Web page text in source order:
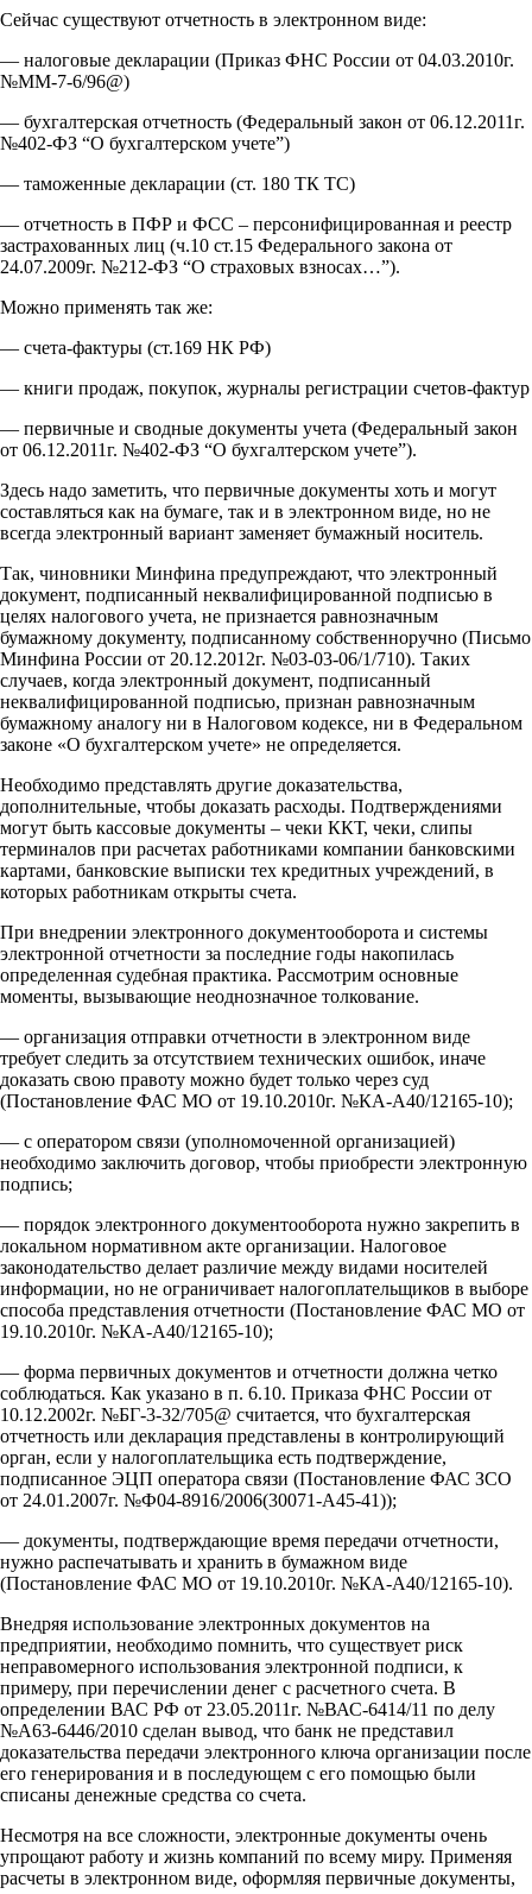
Сейчас существуют отчетность в электронном виде:
— налоговые декларации (Приказ ФНС России от 04.03.2010г.
№ММ-7-6/96@)
— бухгалтерская отчетность (Федеральный закон от 06.12.2011г.
№402-ФЗ “О бухгалтерском учете”)
— таможенные декларации (ст. 180 ТК ТС)
— отчетность в ПФР и ФСС – персонифицированная и реестр
застрахованных лиц (ч.10 ст.15 Федерального закона от
24.07.2009г. №212-ФЗ “О страховых взносах…”).
Можно применять так же:
— счета-фактуры (ст.169 НК РФ)
— книги продаж, покупок, журналы регистрации счетов-фактур
— первичные и сводные документы учета (Федеральный закон
от 06.12.2011г. №402-ФЗ “О бухгалтерском учете”).
Здесь надо заметить, что первичные документы хоть и могут
составляться как на бумаге, так и в электронном виде, но не
всегда электронный вариант заменяет бумажный носитель.
Так, чиновники Минфина предупреждают, что электронный
документ, подписанный неквалифицированной подписью в
целях налогового учета, не признается равнозначным
бумажному документу, подписанному собственноручно (Письмо
Минфина России от 20.12.2012г. №03-03-06/1/710). Таких
случаев, когда электронный документ, подписанный
неквалифицированной подписью, признан равнозначным
бумажному аналогу ни в Налоговом кодексе, ни в Федеральном
законе «О бухгалтерском учете» не определяется.
Необходимо представлять другие доказательства,
дополнительные, чтобы доказать расходы. Подтверждениями
могут быть кассовые документы – чеки ККТ, чеки, слипы
терминалов при расчетах работниками компании банковскими
картами, банковские выписки тех кредитных учреждений, в
которых работникам открыты счета.
При внедрении электронного документооборота и системы
электронной отчетности за последние годы накопилась
определенная судебная практика. Рассмотрим основные
моменты, вызывающие неоднозначное толкование.
— организация отправки отчетности в электронном виде
требует следить за отсутствием технических ошибок, иначе
доказать свою правоту можно будет только через суд
(Постановление ФАС МО от 19.10.2010г. №КА-А40/12165-10);
— с оператором связи (уполномоченной организацией)
необходимо заключить договор, чтобы приобрести электронную
подпись;
— порядок электронного документооборота нужно закрепить в
локальном нормативном акте организации. Налоговое
законодательство делает различие между видами носителей
информации, но не ограничивает налогоплательщиков в выборе
способа представления отчетности (Постановление ФАС МО от
19.10.2010г. №КА-А40/12165-10);
— форма первичных документов и отчетности должна четко
соблюдаться. Как указано в п. 6.10. Приказа ФНС России от
10.12.2002г. №БГ-3-32/705@ считается, что бухгалтерская
отчетность или декларация представлены в контролирующий
орган, если у налогоплательщика есть подтверждение,
подписанное ЭЦП оператора связи (Постановление ФАС ЗСО
от 24.01.2007г. №Ф04-8916/2006(30071-А45-41));
— документы, подтверждающие время передачи отчетности,
нужно распечатывать и хранить в бумажном виде
(Постановление ФАС МО от 19.10.2010г. №КА-А40/12165-10).
Внедряя использование электронных документов на
предприятии, необходимо помнить, что существует риск
неправомерного использования электронной подписи, к
примеру, при перечислении денег с расчетного счета. В
определении ВАС РФ от 23.05.2011г. №ВАС-6414/11 по делу
№А63-6446/2010 сделан вывод, что банк не представил
доказательства передачи электронного ключа организации после
его генерирования и в последующем с его помощью были
списаны денежные средства со счета.
Несмотря на все сложности, электронные документы очень
упрощают работу и жизнь компаний по всему миру. Применяя
расчеты в электронном виде, оформляя первичные документы,